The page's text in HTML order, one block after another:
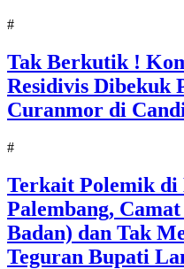
#
Tak Berkutik !
Residivis Dibekuk
Curanmor di
#
Terkait Polemik di
Palembang,
Badan) dan Tak
Teguran Bupati